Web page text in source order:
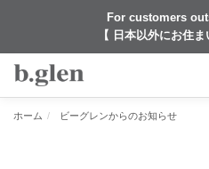
For customers
【 日本以外にお住ま
ホーム ビーグレンからのお知らせ